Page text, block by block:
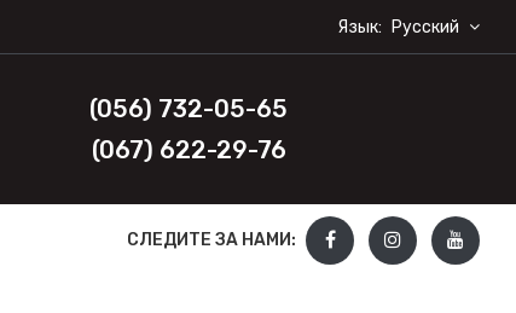
Язык: Русский
(056) 732-05-65
(067) 622-29-76
СЛЕДИТЕ ЗА НАМИ: